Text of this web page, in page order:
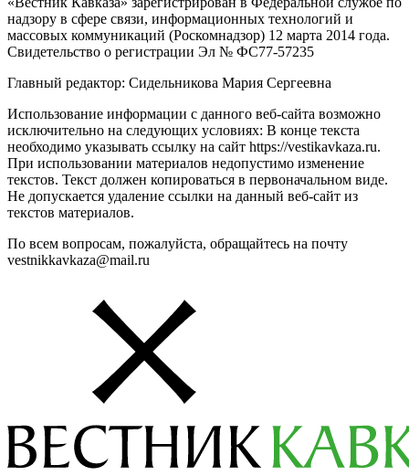
надзору в сфере связи, информационных технологий и
массовых коммуникаций (Роскомнадзор) 12 марта 2014 года.
Свидетельство о регистрации Эл № ФС77-57235
Главный редактор: Сидельникова Мария Сергеевна
Использование информации с данного веб-сайта возможно
исключительно на следующих условиях: В конце текста
необходимо указывать ссылку на сайт https://vestikavkaza.ru.
При использовании материалов недопустимо изменение
текстов. Текст должен копироваться в первоначальном виде.
Не допускается удаление ссылки на данный веб-сайт из
текстов материалов.
По всем вопросам, пожалуйста, обращайтесь на почту
vestnikkavkaza@mail.ru